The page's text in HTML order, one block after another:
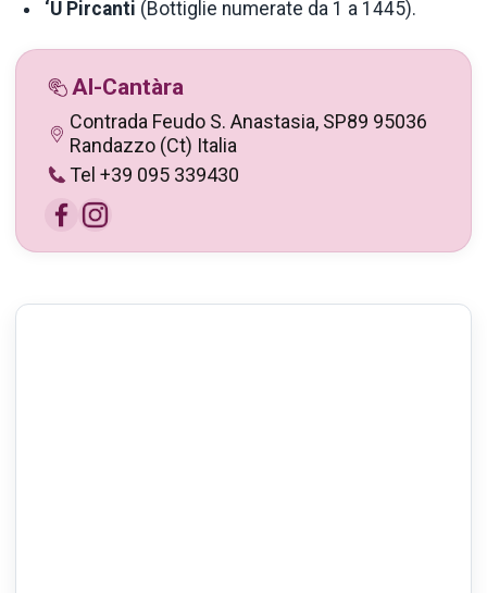
‘U Pircanti (Bottiglie numerate da 1 a 1445).
Al-Cantàra
Contrada Feudo S. Anastasia, SP89 95036
Randazzo (Ct) Italia
Tel +39 095 339430